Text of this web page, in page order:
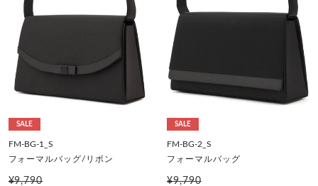
SALE
FM-BG-1_S
フォーマルバッグ/リボン
¥9,790
SALE
FM-BG-2_S
フォーマルバッグ
¥9,790